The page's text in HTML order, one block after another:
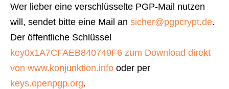
Wer lieber eine verschlüsselte PGP-Mail nutzen
will, sendet bitte eine Mail an sicher@pgpcrypt.de.
Der öffentliche Schlüssel
key0x1A7CFAEB840749F6 zum Download direkt
von www.konjunktion.info oder per
keys.openpgp.org.